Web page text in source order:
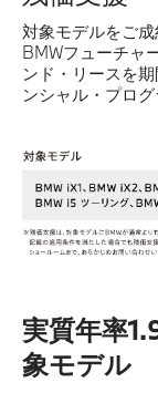
対象モデルをご
BMWフューチャ
ンド・リースを
ンシャル・プロ
実質年率
象モデル